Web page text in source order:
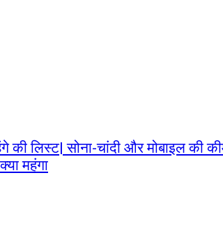
लिस्ट| सोना-चांदी और मोबाइल की
महंगा